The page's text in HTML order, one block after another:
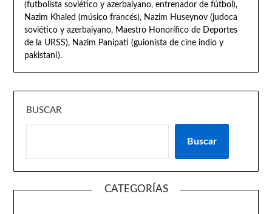
(futbolista soviético y azerbaiyano, entrenador de fútbol),
Nazim Khaled (músico francés), Nazim Huseynov (judoca
soviético y azerbaiyano, Maestro Honorífico de Deportes
de la URSS), Nazim Panipati (guionista de cine indio y
pakistaní).
BUSCAR
Buscar
CATEGORÍAS